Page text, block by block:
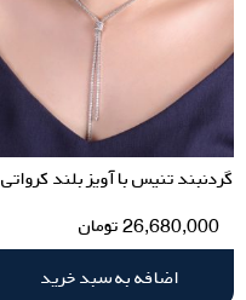
گردنبند تنیس با آویز بلند کرواتی
26,680,000تومان
اضافه به سبد خرید